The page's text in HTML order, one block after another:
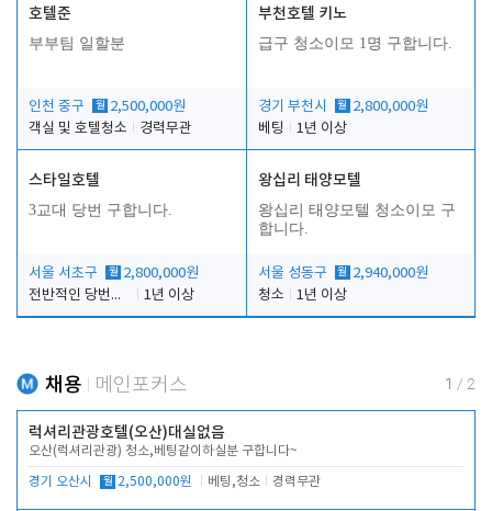
호텔준
부부팀 일할분
인천 중구 월 2,500,000원
객실 및 호텔청소
경력무관
부천호텔 키노
급구 청소이모 1명 구합니다.
경기 부천시 월 2,800,000원
베팅
1년 이상
스타일호텔
3교대 당번 구합니다.
서울 서초구 월 2,800,000원
전반적인 당번업무
1년 이상
왕십리 태양모텔
왕십리 태양모텔 청소이모 구
합니다.
서울 성동구 월 2,940,000원
청소
1년 이상
채용 메인포커스 1 / 2
럭셔리관광호텔(오산)대실없음
오산(럭셔리관광) 청소,베팅같이하실분 구합니다~
경기 오산시 월 2,500,000원 베팅,청소 경력무관